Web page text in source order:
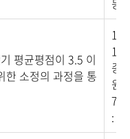
등
평균평점이 3.5 이
한 소정의 과정을 통
1
종
원
: